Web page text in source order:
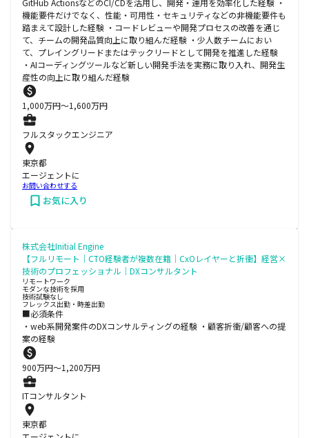
GitHub ActionsなどのCI/CDを活用し、開発・運用を効率化した経験 ・
機能要件だけでなく、性能・可用性・セキュリティなどの非機能要件も
踏まえて設計した経験 ・コードレビューや開発プロセスの改善を通じ
て、チームの開発品質向上に取り組んだ経験 ・少人数チームにおい
て、プレイングリードまたはテックリードとして開発を推進した経験
・AIコーディングツールなど新しい開発手法を実務に取り入れ、開発生
産性の向上に取り組んだ経験
1,000万円〜1,600万円
フルスタックエンジニア
東京都
エージェントに
お問い合わせする
お気に入り
株式会社Initial Engine
【フルリモート｜CTO経験者が複数在籍｜CxOレイヤーと折衝】経営×
技術のプロフェッショナル｜DXコンサルタント
リモートワーク
モダンな技術を採用
技術試験なし
フレックス出勤・時差出勤
■必須条件
・web系開発案件のDXコンサルティングの経験 ・顧客折衝/顧客への提
案の経験
900万円〜1,200万円
ITコンサルタント
東京都